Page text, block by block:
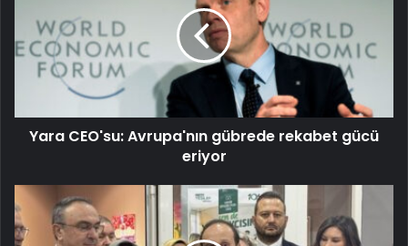
Yara CEO'su: Avrupa'nın gübrede rekabet gücü
eriyor